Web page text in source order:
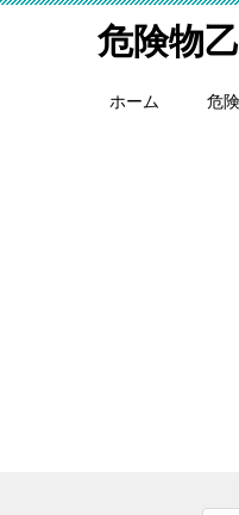
危険物
ホーム 危